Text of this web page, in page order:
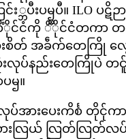
း္ဘပီးပၝ္ဘပီ။ ILO
င်ငံကို ိံိုင်ငံတကာ တရာ
စိတ် အခဵက်တေကြို လေ့
လုပ်နည်းတေကြိုပဲ တ
ပၝ။
ပ်အားပေးကိင်္စ တိုင်ု
လြယ် လြတ်လြတ်လပ်လ